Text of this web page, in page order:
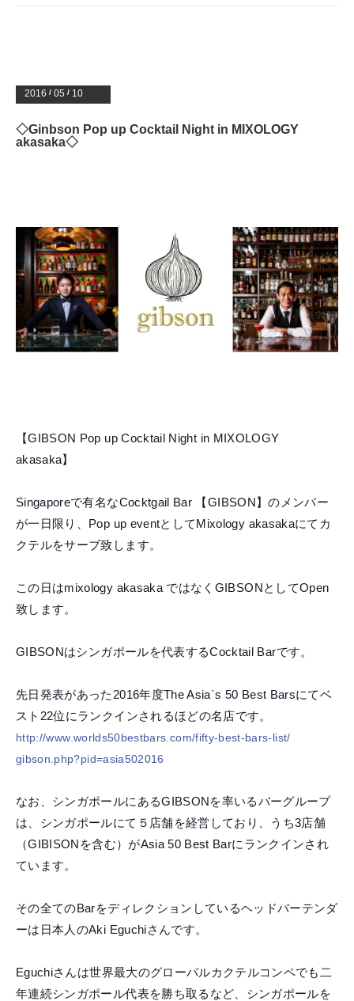
2016 / 05 / 10
◇Ginbson Pop up Cocktail Night in MIXOLOGY
akasaka◇
【GIBSON Pop up Cocktail Night in MIXOLOGY
akasaka】
Singaporeで有名なCocktgail Bar 【GIBSON】のメンバー
が一日限り、Pop up eventとしてMixology akasakaにてカ
クテルをサーブ致します。
この日はmixology akasaka ではなくGIBSONとしてOpen
致します。
GIBSONはシンガポールを代表するCocktail Barです。
先日発表があった2016年度The Asia`s 50 Best Barsにてベ
スト22位にランクインされるほどの名店です。
http://www.worlds50bestbars.com/fifty-best-bars-list/
gibson.php?pid=asia502016
なお、シンガポールにあるGIBSONを率いるバーグループ
は、シンガポールにて５店舗を経営しており、うち3店舗
（GIBISONを含む）がAsia 50 Best Barにランクインされ
ています。
その全てのBarをディレクションしているヘッドバーテンダ
ーは日本人のAki Eguchiさんです。
Eguchiさんは世界最大のグローバルカクテルコンペでも二
年連続シンガポール代表を勝ち取るなど、シンガポールを